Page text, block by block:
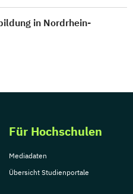
in Nordrhein-
Für Hochschulen
Mediadaten
Übersicht Studienportale